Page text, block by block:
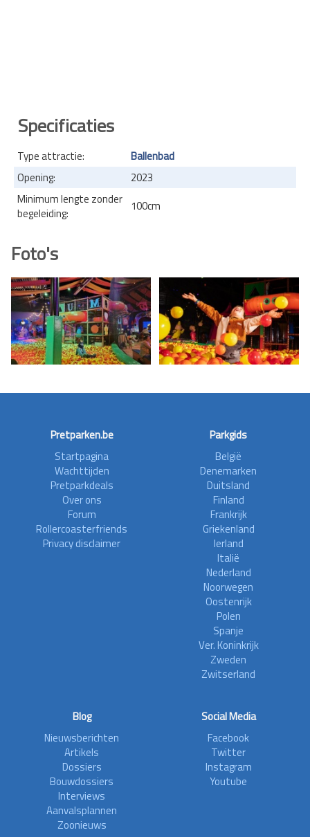
Specificaties
Type attractie:
Ballenbad
Opening:
2023
Minimum lengte zonder
begeleiding:
100cm
Foto's
Pretparken.be
Startpagina
Wachttijden
Pretparkdeals
Over ons
Forum
Rollercoasterfriends
Privacy disclaimer
Parkgids
België
Denemarken
Duitsland
Finland
Frankrijk
Griekenland
Ierland
Italië
Nederland
Noorwegen
Oostenrijk
Polen
Spanje
Ver. Koninkrijk
Zweden
Zwitserland
Blog
Nieuwsberichten
Artikels
Dossiers
Bouwdossiers
Interviews
Aanvalsplannen
Zoonieuws
Social Media
Facebook
Twitter
Instagram
Youtube